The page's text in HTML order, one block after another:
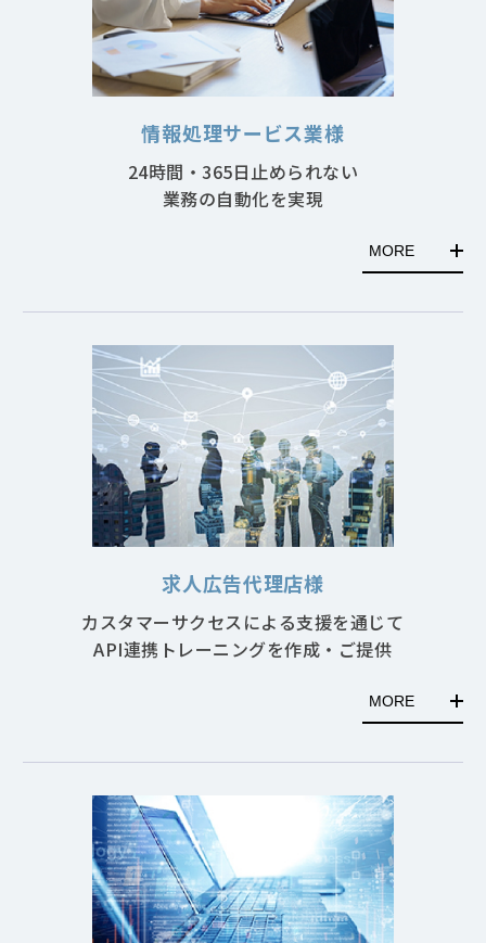
情報処理サービス業様
24時間・365日止められない
業務の自動化を実現
MORE
求人広告代理店様
カスタマーサクセスによる支援を通じて
API連携トレーニングを作成・ご提供
MORE